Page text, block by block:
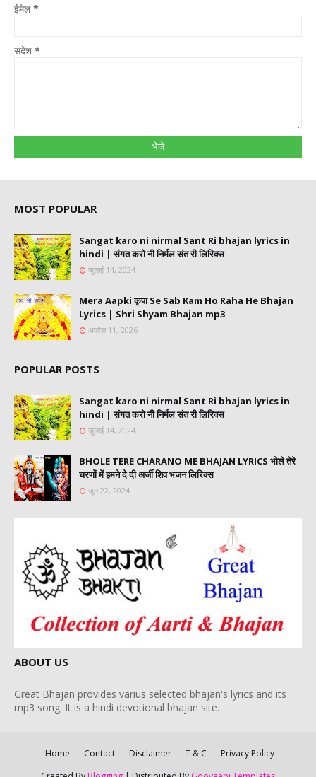
ईमेल*
संदेश *
MOST POPULAR
Sangat karo ni nirmal Sant Ri bhajan lyrics in
hindi | संगत करो नी निर्मल संत री लिरिक्स
जुलाई 14, 2024
Mera Aapki कृपा Se Sab Kam Ho Raha He Bhajan
Lyrics | Shri Shyam Bhajan mp3
अप्रैल 11, 2026
POPULAR POSTS
Sangat karo ni nirmal Sant Ri bhajan lyrics in
hindi | संगत करो नी निर्मल संत री लिरिक्स
जुलाई 14, 2024
BHOLE TERE CHARANO ME BHAJAN LYRICS भोले तेरे
चरणों में हमने दे दी अर्जी शिव भजन लिरिक्स
जून 22, 2024
ABOUT US
Great Bhajan provides varius selected bhajan's lyrics and its
mp3 song. It is a hindi devotional bhajan site.
Home Contact Disclaimer T & C
Privacy Policy